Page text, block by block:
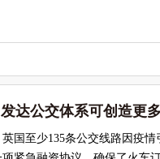
达公交体系可创造更
英国至少135条公交线路因疫